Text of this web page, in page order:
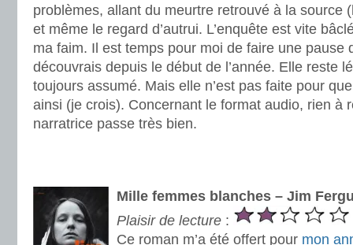
problèmes, allant du meurtre retrouvé à la source
et même le regard d’autrui. L’enquête est vite
ma faim. Il est temps pour moi de faire une pause
découvrais depuis le début de l’année. Elle reste
toujours assumé. Mais elle n’est pas faite pour
ainsi (je crois). Concernant le format audio, rien à
narratrice passe très bien.
Mille femmes blanches – Jim
Plaisir de lecture :
Ce roman m’a été offert pour mon